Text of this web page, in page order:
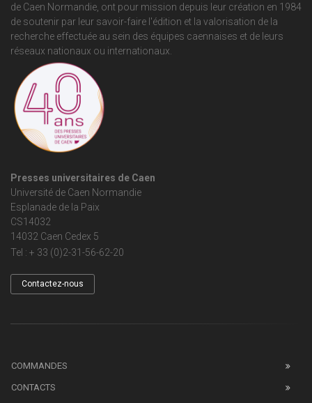
de Caen Normandie , ont pour mission depuis leur création en 1984
de soutenir par leur savoir-faire l'édition et la valorisation de la
recherche effectuée au sein des équipes caennaises et de leurs
réseaux nationaux ou internationaux.
Presses universitaires de Caen
Université de Caen Normandie
Esplanade de la Paix
CS14032
14032 Caen Cedex 5
Tel : + 33 (0)2-31-56-62-20
Contactez-nous
COMMANDES
CONTACTS